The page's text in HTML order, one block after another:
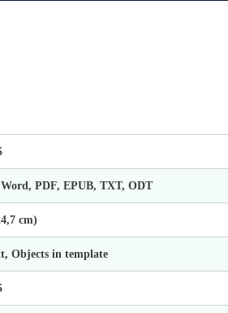
PDF, EPUB, TXT, ODT
cm)
Objects in template